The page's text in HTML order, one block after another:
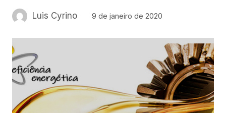
Luis Cyrino 9 de janeiro de 2020